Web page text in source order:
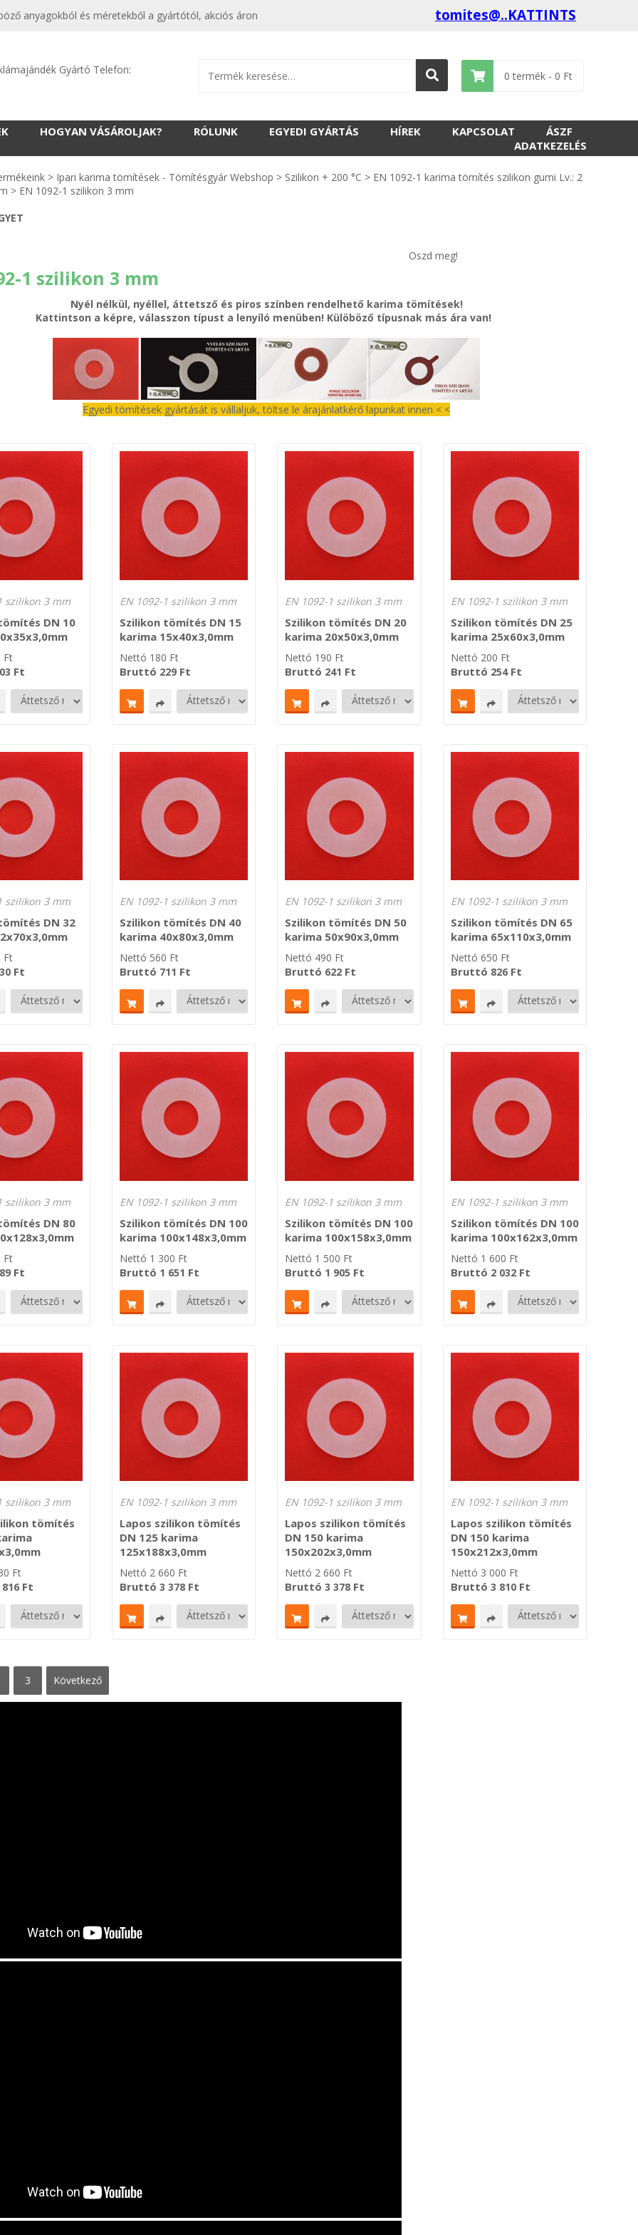
anyagokból és méretekből a gyártótól, akciós áron tomites@..KATTINTS
Gyártó Telefon: 0 termék - 0 Ft
HOGYAN VÁSÁROLJAK? RÓLUNK EGYEDI GYÁRTÁS HÍREK KAPCSOLAT
ÁSZF
ADATKEZELÉS
> Ipari karima tömítések - Tömítésgyár Webshop > Szilikon + 200 °C > EN 1092-1 karima tömítés szilikon gumi Lv.: 2
> EN 1092-1 szilikon 3 mm
Oszd meg!
1 szilikon 3 mm
Nyél nélkül, nyéllel, áttetsző és piros színben rendelhető karima tömítések!
Kattintson a képre, válasszon típust a lenyíló menüben! Külöböző típusnak más ára van!
Egyedi tömítések gyártását is vállaljuk, töltse le árajánlatkérő lapunkat innen < <
szilikon 3 mm
DN 10
Ft
Ft
EN 1092-1 szilikon 3 mm
Szilikon tömítés DN 15
karima 15x40x3,0mm
Nettó 180 Ft
Bruttó 229Ft
EN 1092-1 szilikon 3 mm
Szilikon tömítés DN 20
karima 20x50x3,0mm
Nettó 190 Ft
Bruttó 241 Ft
EN 1092-1 szilikon 3 mm
Szilikon tömítés DN 25
karima 25x60x3,0mm
Nettó 200 Ft
Bruttó 254Ft
szilikon 3 mm
DN 32
Ft
Ft
EN 1092-1 szilikon 3 mm
Szilikon tömítés DN 40
karima 40x80x3,0mm
Nettó 560 Ft
Bruttó 711 Ft
EN 1092-1 szilikon 3 mm
Szilikon tömítés DN 50
karima 50x90x3,0mm
Nettó 490 Ft
Bruttó 622 Ft
EN 1092-1 szilikon 3 mm
Szilikon tömítés DN 65
karima 65x110x3,0mm
Nettó 650 Ft
Bruttó 826Ft
szilikon 3 mm
DN 80
Ft
Ft
EN 1092-1 szilikon 3 mm
Szilikon tömítés DN 100
karima 100x148x3,0mm
Nettó 1 300 Ft
Bruttó 1 651 Ft
EN 1092-1 szilikon 3 mm
Szilikon tömítés DN 100
karima 100x158x3,0mm
Nettó 1 500 Ft
Bruttó 1 905 Ft
EN 1092-1 szilikon 3 mm
Szilikon tömítés DN 100
karima 100x162x3,0mm
Nettó 1 600 Ft
Bruttó 2 032Ft
szilikon 3 mm
tömítés
Ft
Ft
EN 1092-1 szilikon 3 mm
Lapos szilikon tömítés
DN 125 karima
125x188x3,0mm
Nettó 2 660 Ft
Bruttó 3 378Ft
EN 1092-1 szilikon 3 mm
Lapos szilikon tömítés
DN 150 karima
150x202x3,0mm
Nettó 2 660 Ft
Bruttó 3 378 Ft
EN 1092-1 szilikon 3 mm
Lapos szilikon tömítés
DN 150 karima
150x212x3,0mm
Nettó 3 000 Ft
Bruttó 3 810Ft
3 következő